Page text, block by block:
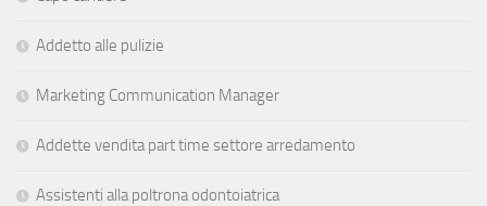
Addetto alle pulizie
Marketing Communication Manager
Addette vendita part time settore arredamento
Assistenti alla poltrona odontoiatrica